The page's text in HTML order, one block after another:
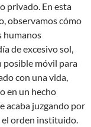
privado. En esta
observamos cómo
humanos
de excesivo sol,
posible móvil para
con una vida,
en un hecho
acaba juzgando por
el orden instituido.